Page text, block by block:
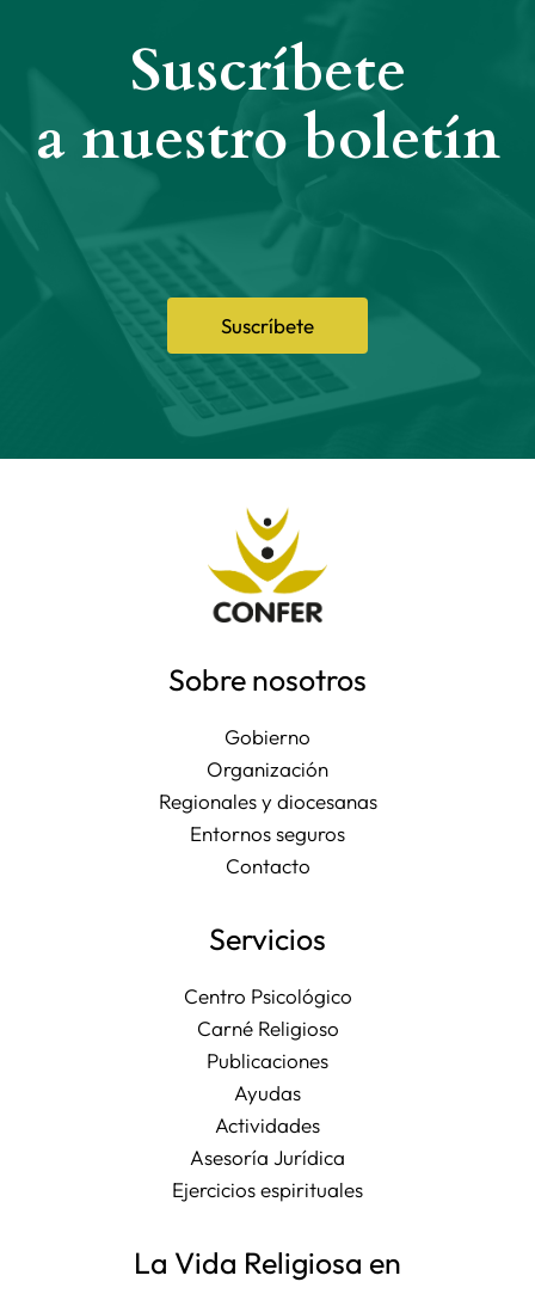
Suscríbete
Suscríbete
a nuestro boletín
Sobre nosotros
Gobierno
Organización
Regionales y diocesanas
Entornos seguros
Contacto
Servicios
Centro Psicológico
Carné Religioso
Publicaciones
Ayudas
Actividades
Asesoría Jurídica
Ejercicios espirituales
La Vida Religiosa en